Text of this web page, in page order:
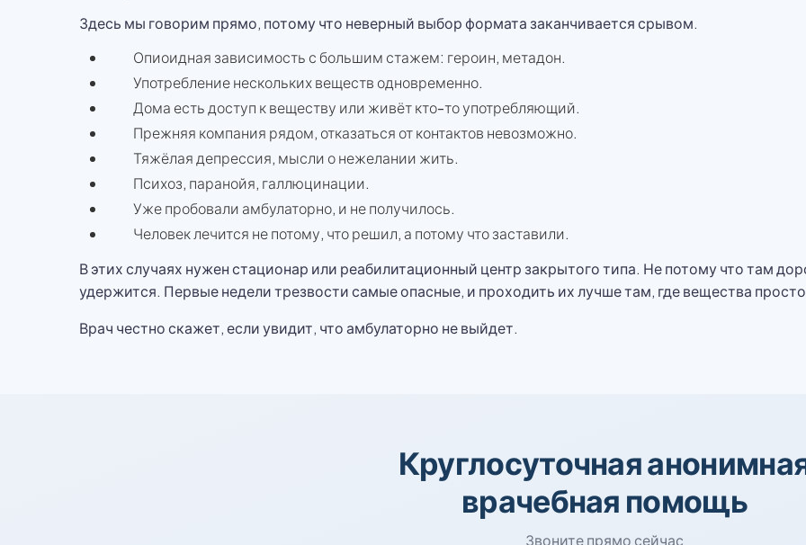
Здесь мы говорим прямо, потому что неверный выбор формата заканчивается срывом.
Опиоидная зависимость с большим стажем: героин, метадон.
Употребление нескольких веществ одновременно.
Дома есть доступ к веществу или живёт кто-то употребляющий.
Прежняя компания рядом, отказаться от контактов невозможно.
Тяжёлая депрессия, мысли о нежелании жить.
Психоз, паранойя, галлюцинации.
Уже пробовали амбулаторно, и не получилось.
Человек лечится не потому, что решил, а потому что заставили.
В этих случаях нужен стационар или реабилитационный центр закрытого типа. Не потому что там
удержится. Первые недели трезвости самые опасные, и проходить их лучше там, где вещества
Врач честно скажет, если увидит, что амбулаторно не выйдет.
Круглосуточная
врачебная помощь
Звоните прямо сейчас